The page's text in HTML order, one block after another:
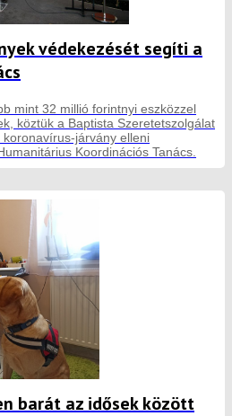
védekezését segíti a
mint 32 millió forintnyi eszközzel
köztük a Baptista Szeretetszolgálat
járvány elleni
Koordinációs Tanács.
barát az idősek között